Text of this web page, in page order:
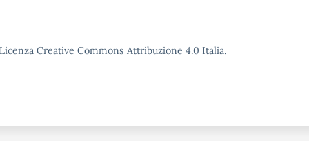
Creative Commons Attribuzione 4.0 Italia.